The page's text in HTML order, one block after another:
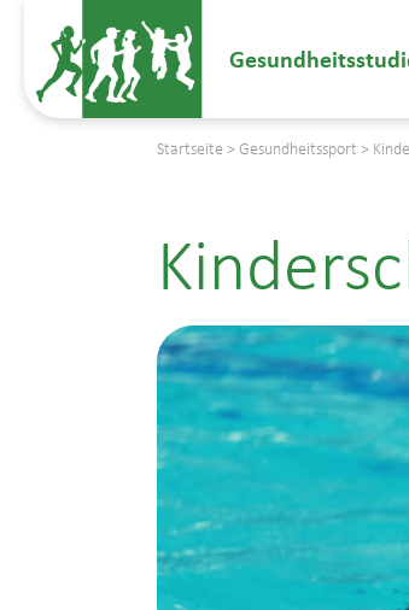
Startseite > Gesundheitssport >